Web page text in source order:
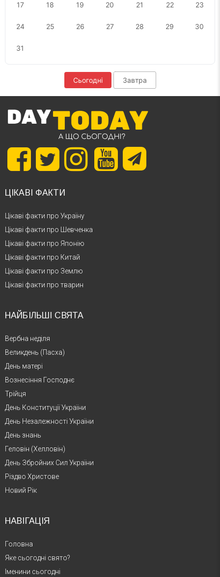
17 18 19 20 21 22 23
24 25 26 27 28 29 30
31
Сьогодні Завтра
ЦІКАВІ ФАКТИ
Цікаві факти про Україну
Цікаві факти про Шевченка
Цікаві факти про Японію
Цікаві факти про Китай
Цікаві факти про Землю
Цікаві факти про тварин
НАЙБІЛЬШІ СВЯТА
Вербна неділя
Великдень (Пасха)
День матері
Вознесіння Господнє
Трійця
День Конституції України
День Незалежності України
День знань
Геловін (Хелловін)
День Збройних Сил України
Різдво Христове
Новий Рік
НАВІГАЦІЯ
Головна
Яке сьогодні свято?
Іменини сьогодні